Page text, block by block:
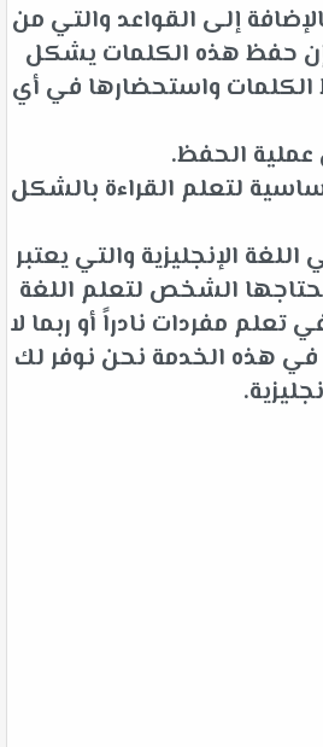
إلى القواعد والتي من
حفظ هذه الكلمات يشكل
الكلمات واستحضارها في أي
الحفظ.
لتعلم القراءة بالشكل
الإنجليزية والتي يعتبر
الشخص لتعلم اللغة
مفردات نادراً أو ربما لا
هذه الخدمة نحن نوفر لك